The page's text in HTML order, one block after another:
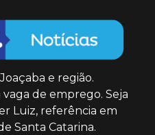
e região.
de emprego. Seja
Luiz, referência em
Santa Catarina.